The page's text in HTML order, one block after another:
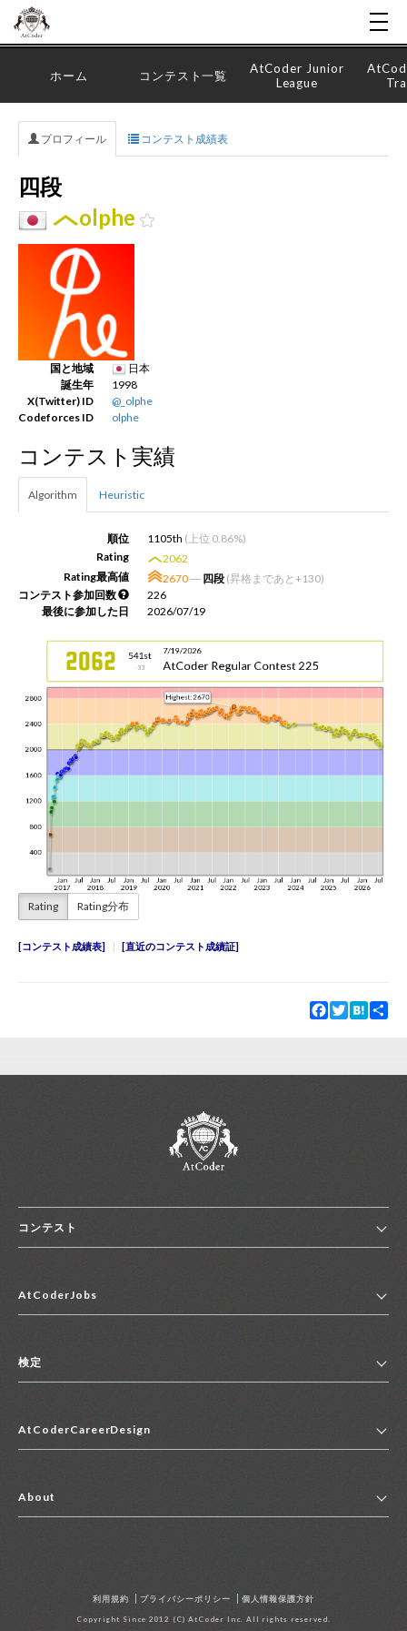
新規登録
ホーム コンテスト一覧
AtCoder Junior
League
プロフィール コンテスト成績表
四段
olphe
国と地域
日本
誕生年
1998
X(Twitter) ID
@_olphe
Codeforces ID
olphe
コンテスト実績
Algorithm Heuristic
順位 1105th (上位 0.86%)
Rating
2062
Rating最高値
2670― 四段 (昇格まであと+130)
コンテスト参加回数
226
最後に参加した日
2026/07/19
Rating Rating分布
コンテスト成績表 直近のコンテスト成績証
Facebook
TwitterHatena
コンテスト
コンテスト一覧
便利リンク集
AtCoderJobs
2027年新卒採用求人一覧
中途採用求人一覧
その他求人一覧
検定
マイページ
AtCoderCareerDesign
About
Copyright Since 2012 (C) AtCoder Inc. All rights reserved.
利用規約 プライバシーポリシー 個人情報保護方針